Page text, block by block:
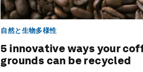
自然と生物多様性
5 innovative ways your
grounds can be recycled